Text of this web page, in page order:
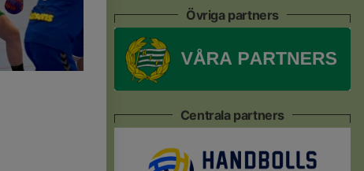
Övriga partners
Centrala partners